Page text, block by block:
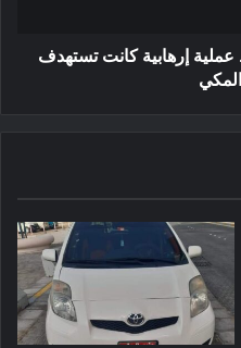
إرهابية كانت تستهدف